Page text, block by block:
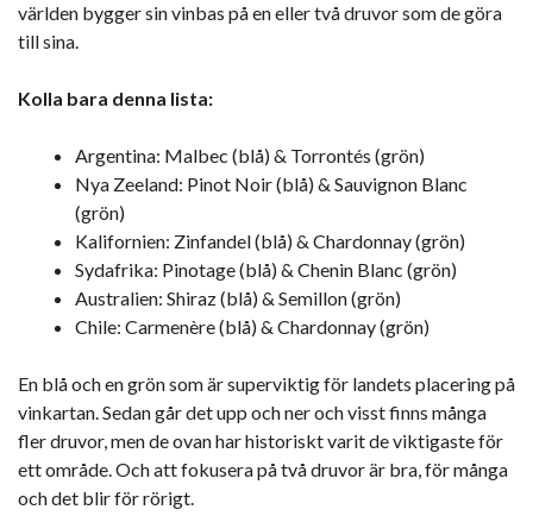
världen bygger sin vinbas på en eller två druvor som de göra
till sina.
Kolla bara denna lista:
Argentina: Malbec (blå) & Torrontés (grön)
Nya Zeeland: Pinot Noir (blå) & Sauvignon Blanc
(grön)
Kalifornien: Zinfandel (blå) & Chardonnay (grön)
Sydafrika: Pinotage (blå) & Chenin Blanc (grön)
Australien: Shiraz (blå) & Semillon (grön)
Chile: Carmenère (blå) & Chardonnay (grön)
En blå och en grön som är superviktig för landets placering på
vinkartan. Sedan går det upp och ner och visst finns många
fler druvor, men de ovan har historiskt varit de viktigaste för
ett område. Och att fokusera på två druvor är bra, för många
och det blir för rörigt.